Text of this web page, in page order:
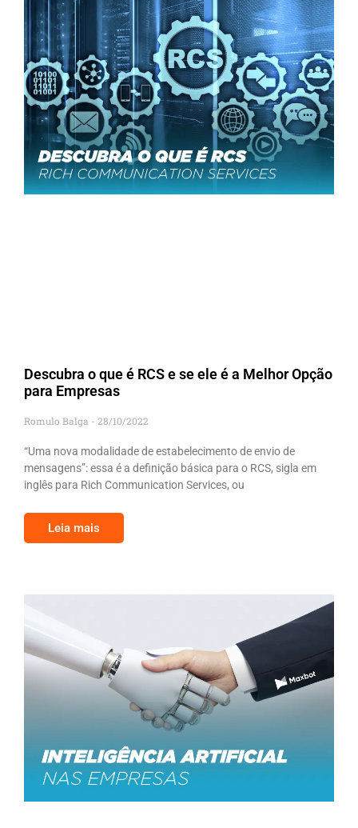
Descubra o que é RCS e se ele é a Melhor Opção
para Empresas
Romulo Balga 28/10/2022
“Uma nova modalidade de estabelecimento de envio de
mensagens”: essa é a definição básica para o RCS, sigla em
inglês para Rich Communication Services, ou
Leia mais